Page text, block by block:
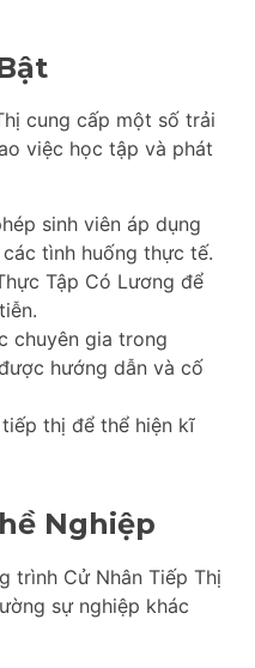
cung cấp một số trải
việc học tập và phát
sinh viên áp dụng
tình huống thực tế.
Tập Có Lương để
chuyên gia trong
hướng dẫn và cố
thị để thể hiện kĩ
Nghiệp
trình Cử Nhân Tiếp Thị
sự nghiệp khác